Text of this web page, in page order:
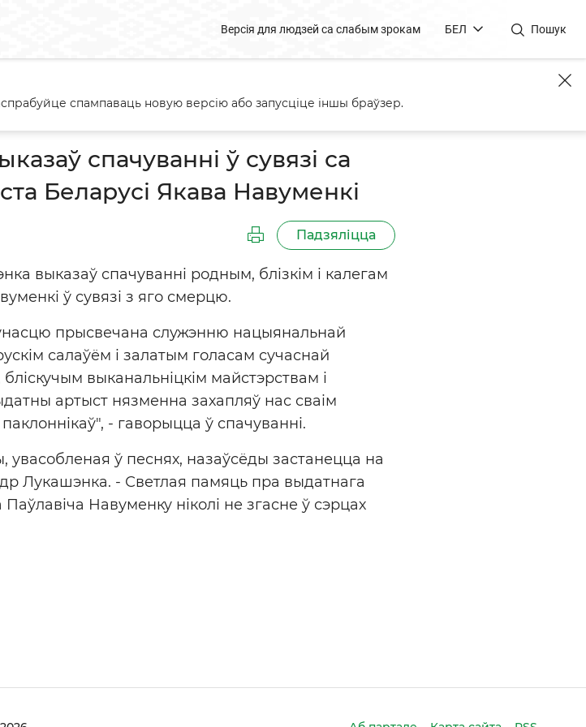
Версія для людзей са слабым зрокам БЕЛ Пошук
ў сувязі са смерцю народнага артыста Беларусі Якава
спачуванні ў сувязі са
Беларусі Якава Навуменкі
Падзяліцца
выказаў спачуванні родным, блізкім і калегам
ў сувязі з яго смерцю.
прысвечана служэнню нацыянальнай
салаўём і залатым голасам сучаснай
выканальніцкім майстэрствам і
артыст нязменна захапляў нас сваім
- гаворыцца ў спачуванні.
ў песнях, назаўсёды застанецца на
Лукашэнка. - Светлая памяць пра выдатнага
Навуменку ніколі не згасне ў сэрцах
спампаваць новую версію або запусціце іншы браўзер.